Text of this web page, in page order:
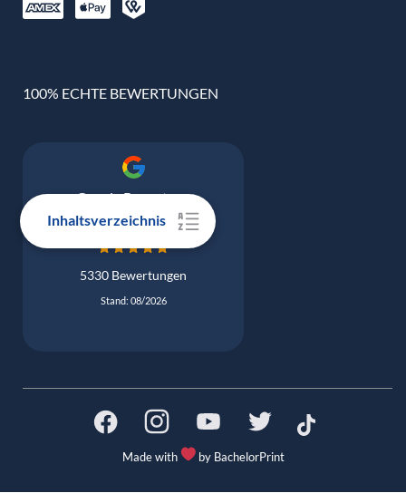
Inhaltsverzeichnis
100% ECHTE BEWERTUNGEN
Google Bewertung
4.9
5330 Bewertungen
Stand: 08/2026
Made with by BachelorPrint